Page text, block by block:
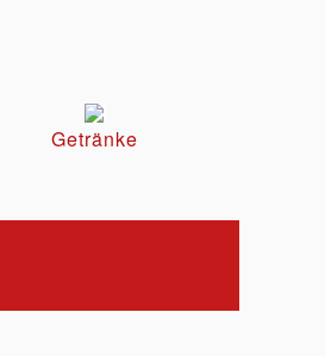
Getränke